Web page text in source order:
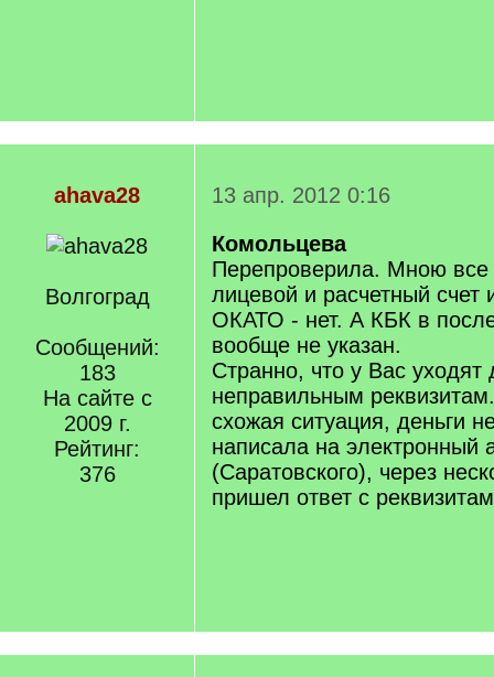
ahava28
Волгоград
Сообщений:
183
На сайте с
2009 г.
Рейтинг:
376
13 апр. 2012 0:16
Комольцева
Перепроверила. Мною все
лицевой и расчетный счет
ОКАТО - нет. А КБК в
вообще не указан.
Странно, что у Вас уходят
неправильным
схожая ситуация, деньги
написала на электронный
(Саратовского), через
пришел ответ с